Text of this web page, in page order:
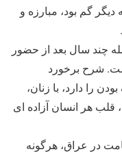
گم بود، مبارزه و
چند سال بعد از حضور
شرح برخورد
را دارد، با زنان،
هر انسان آزاده ای
در عراق، هرگونه